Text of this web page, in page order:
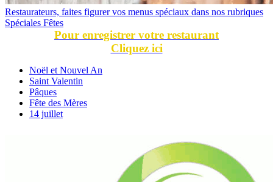
Restaurateurs, faites figurer vos menus spéciaux dans nos rubriques
Spéciales Fêtes
Pour enregistrer votre restaurant
Cliquez ici
Noël et Nouvel An
Saint Valentin
Pâques
Fête des Mères
14 juillet